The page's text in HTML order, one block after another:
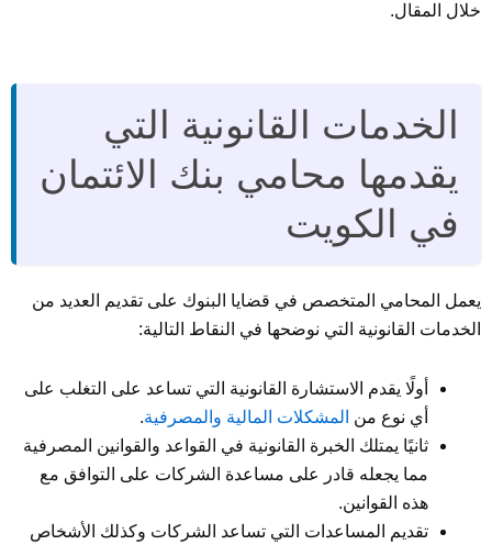
خلال المقال.
الخدمات القانونية التي
يقدمها محامي بنك الائتمان
في الكويت
يعمل المحامي المتخصص في قضايا البنوك على تقديم العديد من
الخدمات القانونية التي نوضحها في النقاط التالية:
أولًا يقدم الاستشارة القانونية التي تساعد على التغلب على
أي نوع من المشكلات المالية والمصرفية.
ثانيًا يمتلك الخبرة القانونية في القواعد والقوانين المصرفية
مما يجعله قادر على مساعدة الشركات على التوافق مع
هذه القوانين.
تقديم المساعدات التي تساعد الشركات وكذلك الأشخاص